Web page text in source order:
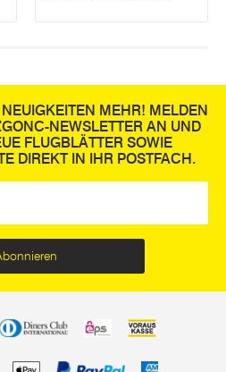
MEHR! MELDEN
NEWSLETTER AN UND
FLUGBLÄTTER SOWIE
DIREKT IN IHR POSTFACH.